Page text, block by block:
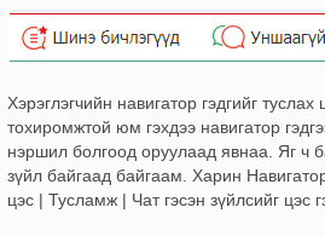
Хэрэглэгчийн навигатор гэдгийг
тохиромжтой юм гэхдээ навигатор
нэршил болгоод оруулаад явнаа. Яг ч
зүйл байгаад байгаам. Харин
цэс | Тусламж | Чат гэсэн зүйлсийг цэс